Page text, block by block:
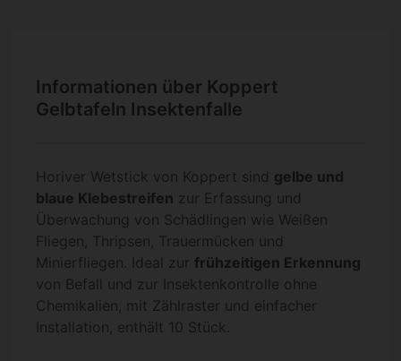
Informationen über Koppert
Gelbtafeln Insektenfalle
Horiver Wetstick von Koppert sind gelbe und
blaue Klebestreifen zur Erfassung und
Überwachung von Schädlingen wie Weißen
Fliegen, Thripsen, Trauermücken und
Minierfliegen. Ideal zur frühzeitigen Erkennung
von Befall und zur Insektenkontrolle ohne
Chemikalien, mit Zählraster und einfacher
Installation, enthält 10 Stück.